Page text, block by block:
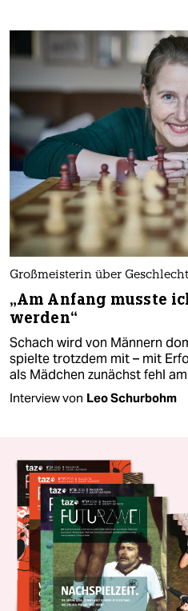
Großmeisterin über
„Am Anfang musste
werden“
Schach wird von Männern
spielte trotzdem mit – mit
als Mädchen zunächst fehl
Interview von Leo Schurbohm